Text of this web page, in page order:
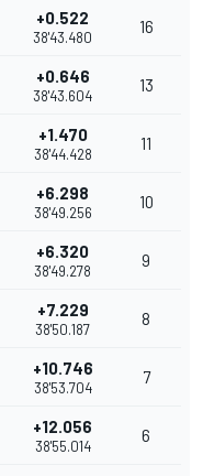
+0.522
38'43.480
16
+0.646
38'43.604
13
+1.470
38'44.428
11
+6.298
38'49.256
10
+6.320
38'49.278
9
+7.229
38'50.187
8
+10.746
38'53.704
7
+12.056
38'55.014
6